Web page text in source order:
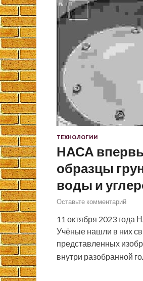
ТЕХНОЛОГИИ
НАСА
образцы
воды и
Оставьте комментарий
11 октября 2023 года
Учёные нашли в них
представленных
внутри разобранной